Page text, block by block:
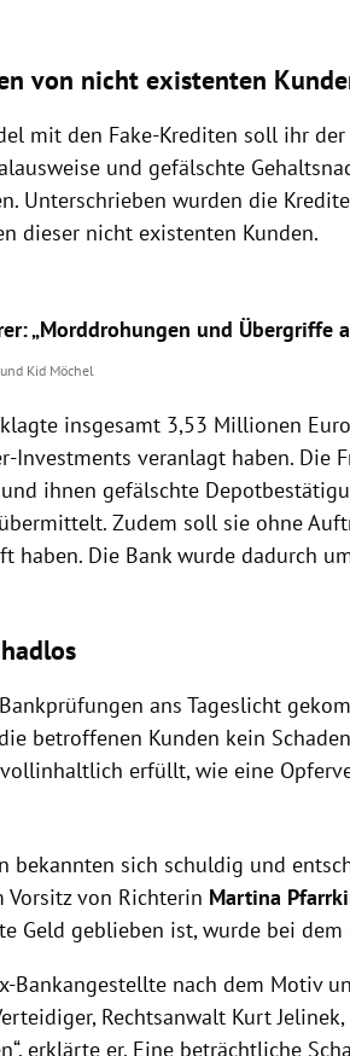
von nicht existenten
mit den Fake-Krediten soll ihr
und gefälschte
Unterschrieben wurden die
dieser nicht existenten Kunden.
„Morddrohungen und Übergriffe
und Kid Möchel
insgesamt 3,53 Millionen
Investments veranlagt haben. Die
ihnen gefälschte
Zudem soll sie ohne
haben. Die Bank wurde dadurch
ans Tageslicht
betroffenen Kunden kein
erfüllt, wie eine
bekannten sich schuldig und
Vorsitz von Richterin Martina
Geld geblieben ist, wurde bei dem
Bankangestellte nach dem Motiv
Rechtsanwalt Kurt Jelinek,
erklärte er. Eine beträchtliche